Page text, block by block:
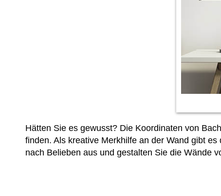
Hätten Sie es gewusst? Die Koordinaten von
finden. Als kreative Merkhilfe an der Wand gibt
nach Belieben aus und gestalten Sie die Wände